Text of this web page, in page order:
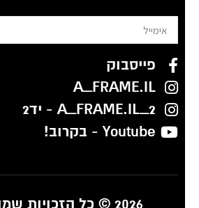
פייסבוק
A_FRAME.IL
A_FRAME.IL_2 - יד2
Youtube - בקרוב!
2026 © כל הזכויות שמורות.